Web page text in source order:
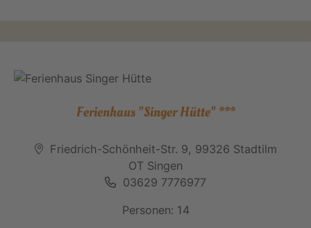
Ferienhaus "Singer Hütte" ***
Friedrich-Schönheit-Str. 9, 99326 Stadtilm
OT Singen
03629 7776977
Personen: 14